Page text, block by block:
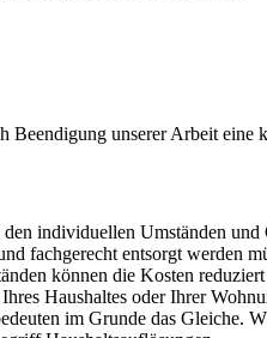
unserer Arbeit
individuellen Umständen
fachgerecht entsorgt werden
können die Kosten
Haushaltes oder Ihrer
im Grunde das Gleiche.